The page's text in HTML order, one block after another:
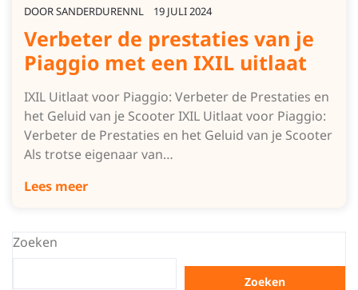
DOORSANDERDURENNL 19 JULI 2024
Verbeter de prestaties van je
Piaggio met een IXIL uitlaat
IXIL Uitlaat voor Piaggio: Verbeter de Prestaties en
het Geluid van je Scooter IXIL Uitlaat voor Piaggio:
Verbeter de Prestaties en het Geluid van je Scooter
Als trotse eigenaar van…
Lees meer
Zoeken
Zoeken